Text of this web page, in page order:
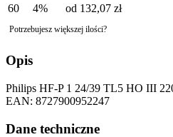
60
4% od 132,07 zł
Potrzebujesz większej ilości?
Opis
Philips HF-P 1 24/39 TL5 HO III
EAN: 8727900952247
Dane techniczne